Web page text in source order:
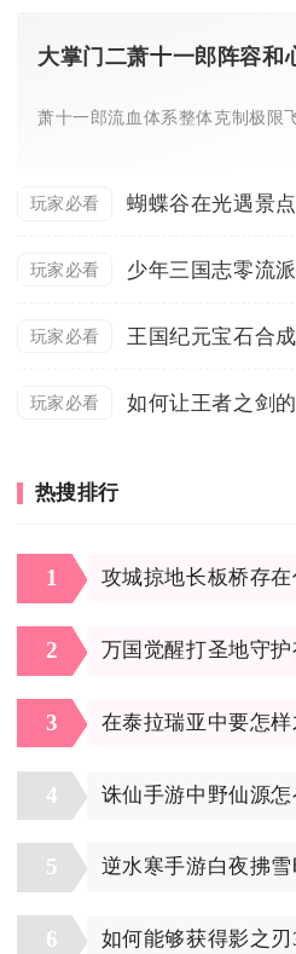
大掌门二萧十一郎阵容和
玩家必看 蝴蝶谷在光遇景
玩家必看
玩家必看 王国纪元宝石合
玩家必看 如何让王者之剑
热搜排行
1 攻城掠地长板桥存
2 万国觉醒打圣地守护
3 在泰拉瑞亚中要怎
4 诛仙手游中野仙源
5 逆水寒手游白夜拂
6 如何能够获得影之